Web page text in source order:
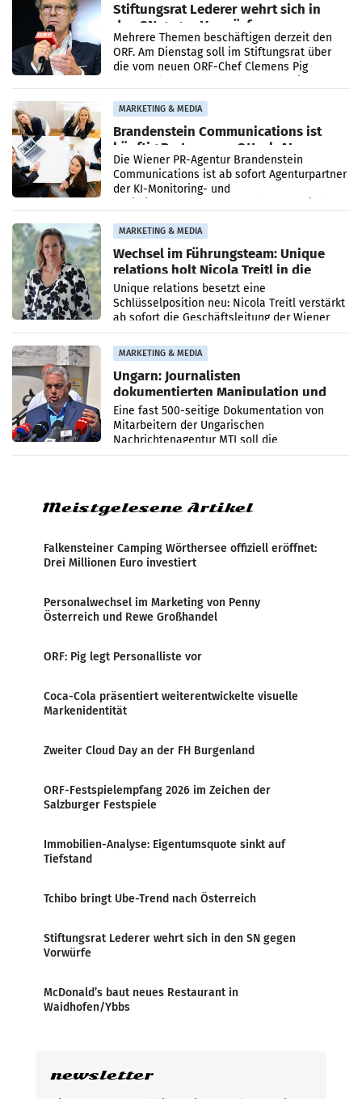
Stiftungsrat Lederer wehrt sich in
den SN gegen Vorwürfe
Mehrere Themen beschäftigen derzeit den
ORF. Am Dienstag soll im Stiftungsrat über
die vom neuen ORF-Chef Clemens Pig
MARKETING & MEDIA
Brandenstein Communications ist
künftig Partner von OtterlyAI
Die Wiener PR-Agentur Brandenstein
Communications ist ab sofort Agenturpartner
der KI-Monitoring- und
MARKETING & MEDIA
Wechsel im Führungsteam: Unique
relations holt Nicola Treitl in die
Geschäftsleitung
Unique relations besetzt eine
Schlüsselposition neu: Nicola Treitl verstärkt
ab sofort die Geschäftsleitung der Wiener
PR-Agentur an der Seite von Josef Kalina und
Anna Kalina-Mahr.
MARKETING & MEDIA
Ungarn: Journalisten
dokumentierten Manipulation und
Zensur
Eine fast 500-seitige Dokumentation von
Mitarbeitern der Ungarischen
Nachrichtenagentur MTI soll die
systematische Nachrichten-Manipulation und
Meistgelesene Artikel
Falkensteiner Camping Wörthersee offiziell eröffnet:
Drei Millionen Euro investiert
Personalwechsel im Marketing von Penny
Österreich und Rewe Großhandel
ORF: Pig legt Personalliste vor
Coca-Cola präsentiert weiterentwickelte visuelle
Markenidentität
Zweiter Cloud Day an der FH Burgenland
ORF-Festspielempfang 2026 im Zeichen der
Salzburger Festspiele
Immobilien-Analyse: Eigentumsquote sinkt auf
Tiefstand
Tchibo bringt Ube-Trend nach Österreich
Stiftungsrat Lederer wehrt sich in den SN gegen
Vorwürfe
McDonald’s baut neues Restaurant in
Waidhofen/Ybbs
newsletter